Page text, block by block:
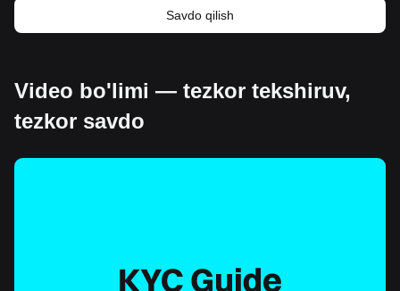
Savdo qilish
Video bo'limi — tezkor tekshiruv,
tezkor savdo